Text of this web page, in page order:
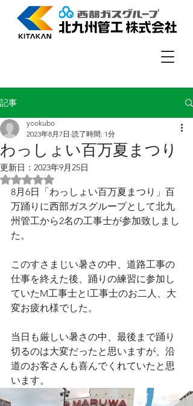
記事
わっしょい百万夏まつり
yookubo
2023年8月7日 読了時間: 1分
更新日： 2023年9月25日
5つ星のうちNaNと評価されています。
8月6日「わっしょい百万夏まつり」百
万踊りに西部ガスグループとして北九
州管工から2名の工事士が参加致しまし
た。
このすさまじい暑さの中、道路工事の
仕事を終えた後、踊りの練習に参加し
ていたM工事士とI工事士のお二人、大
変お疲れ様でした。
当日も厳しい暑さの中、最後まで踊り
切るのは大変だったと思いますが、沿
道のお客さんも喜んでくれていたと思
います。